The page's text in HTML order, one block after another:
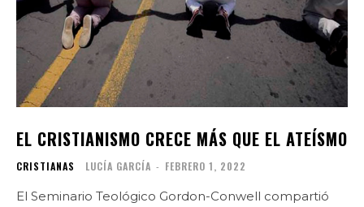
EL CRISTIANISMO CRECE MÁS QUE EL ATEÍSMO
CRISTIANAS LUCÍA GARCÍA - FEBRERO 1, 2022
El Seminario Teológico Gordon-Conwell compartió